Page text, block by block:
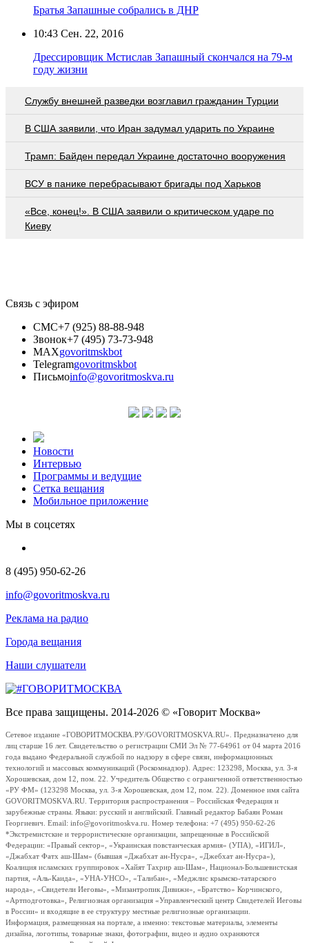
Братья Запашные собрались в ДНР
10:43 Сен. 22, 2016
Дрессировщик Мстислав Запашный скончался на 79-м
году жизни
Службу внешней разведки возглавил гражданин Турции
В США заявили, что Иран задумал ударить по Украине
Трамп: Байден передал Украине достаточно вооружения
ВСУ в панике перебрасывают бригады под Харьков
«Все, конец!». В США заявили о критическом ударе по
Киеву
Связь с эфиром
СМС+7 (925) 88-88-948
Звонок+7 (495) 73-73-948
MAXgovoritmskbot
Telegramgovoritmskbot
Письмоinfo@govoritmoskva.ru
Новости
Интервью
Программы и ведущие
Сетка вещания
Мобильное приложение
Мы в соцсетях
8 (495) 950-62-26
info@govoritmoskva.ru
Реклама на радио
Города вещания
Наши слушатели
Все права защищены. 2014-2026 © «Говорит Москва»
Сетевое издание «ГОВОРИТМОСКВА.РУ/GOVORITMOSKVA.RU». Предназначено для
лиц старше 16 лет. Свидетельство о регистрации СМИ Эл № 77-64961 от 04 марта 2016
года выдано Федеральной службой по надзору в сфере связи, информационных
технологий и массовых коммуникаций (Роскомнадзор). Адрес: 123298, Москва, ул. 3-я
Хорошевская, дом 12, пом. 22. Учредитель Общество с ограниченной ответственностью
«РУ ФМ» (123298 Москва, ул. 3-я Хорошевская, дом 12, пом. 22). Доменное имя сайта
GOVORITMOSKVA.RU. Территория распространения – Российская Федерация и
зарубежные страны. Языки: русский и английский. Главный редактор Бабаян Роман
Георгиевич. Email: info@govoritmoskva.ru. Номер телефона: +7 (495) 950-62-26
*Экстремистские и террористические организации, запрещенные в Российской
Федерации: «Правый сектор», «Украинская повстанческая армия» (УПА), «ИГИЛ»,
«Джабхат Фатх аш-Шам» (бывшая «Джабхат ан-Нусра», «Джебхат ан-Нусра»),
Коалиция исламских группировок «Хайят Тахрир аш-Шам», Национал-Большевистская
партия, «Аль-Каида», «УНА-УНСО», «Талибан», «Меджлис крымско-татарского
народа», «Свидетели Иеговы», «Мизантропик Дивижн», «Братство» Корчинского,
«Артподготовка», Религиозная организация «Управленческий центр Свидетелей Иеговы
в России» и входящие в ее структуру местные религиозные организации.
Информация, размещенная на портале, а именно: текстовые материалы, элементы
дизайна, логотипы, товарные знаки, фотографии, видео и аудио охраняются